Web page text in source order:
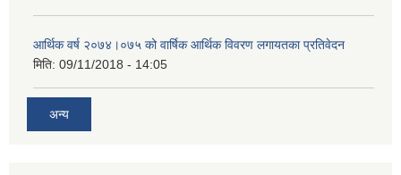
आर्थिक वर्ष २०७४।०७५ को वार्षिक आर्थिक विवरण लगायतका प्रतिवेदन
मिति: 09/11/2018 - 14:05
अन्य